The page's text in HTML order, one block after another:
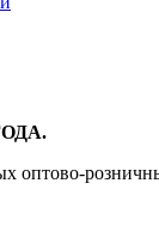
оптово-